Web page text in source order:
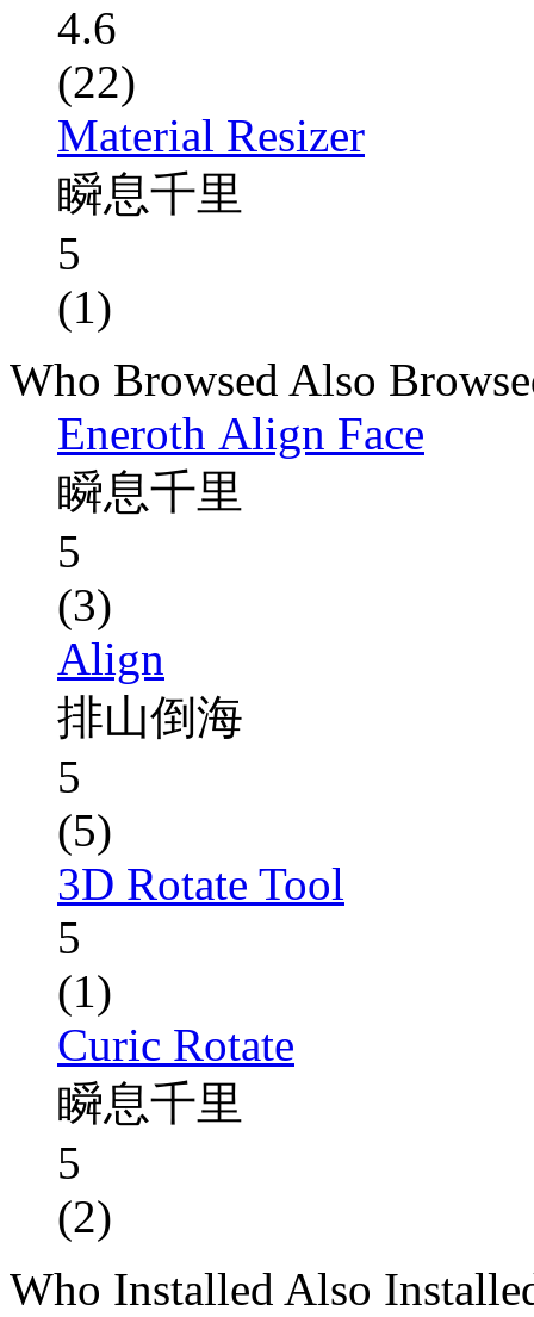
4.6
(22)
Material Resizer
瞬息千里
5
(1)
Who Browsed Also
Eneroth Align Face
瞬息千里
5
(3)
Align
排山倒海
5
(5)
3D Rotate Tool
5
(1)
Curic Rotate
瞬息千里
5
(2)
Who Installed Also